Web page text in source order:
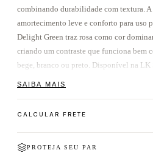
combinando durabilidade com textura. A
amortecimento leve e conforto para uso
Delight Green traz rosa como cor
criando um contraste que funciona bem
bege, branco ou preto. Disponível na LK
Sobre o Palermo
depois, a Puma o relançou como
SAIBA MAIS
CALCULAR FRETE
PROTEJA SEU PAR